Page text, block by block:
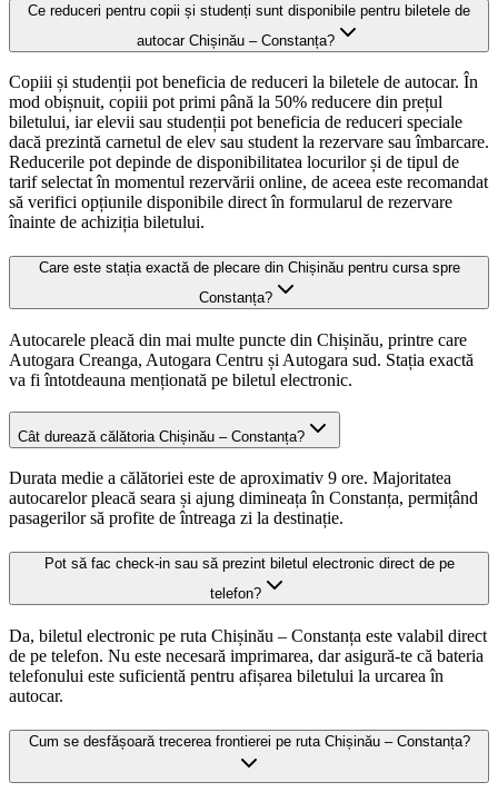
Ce reduceri pentru copii și studenți sunt disponibile pentru biletele de
autocar Chișinău – Constanța?
Copiii și studenții pot beneficia de reduceri la biletele de autocar. În
mod obișnuit, copiii pot primi până la 50% reducere din prețul
biletului, iar elevii sau studenții pot beneficia de reduceri speciale
dacă prezintă carnetul de elev sau student la rezervare sau îmbarcare.
Reducerile pot depinde de disponibilitatea locurilor și de tipul de
tarif selectat în momentul rezervării online, de aceea este recomandat
să verifici opțiunile disponibile direct în formularul de rezervare
înainte de achiziția biletului.
Care este stația exactă de plecare din Chișinău pentru cursa spre
Constanța?
Autocarele pleacă din mai multe puncte din Chișinău, printre care
Autogara Creanga, Autogara Centru și Autogara sud. Stația exactă
va fi întotdeauna menționată pe biletul electronic.
Cât durează călătoria Chișinău – Constanța?
Durata medie a călătoriei este de aproximativ 9 ore. Majoritatea
autocarelor pleacă seara și ajung dimineața în Constanța, permițând
pasagerilor să profite de întreaga zi la destinație.
Pot să fac check-in sau să prezint biletul electronic direct de pe
telefon?
Da, biletul electronic pe ruta Chișinău – Constanța este valabil direct
de pe telefon. Nu este necesară imprimarea, dar asigură-te că bateria
telefonului este suficientă pentru afișarea biletului la urcarea în
autocar.
Cum se desfășoară trecerea frontierei pe ruta Chișinău – Constanța?